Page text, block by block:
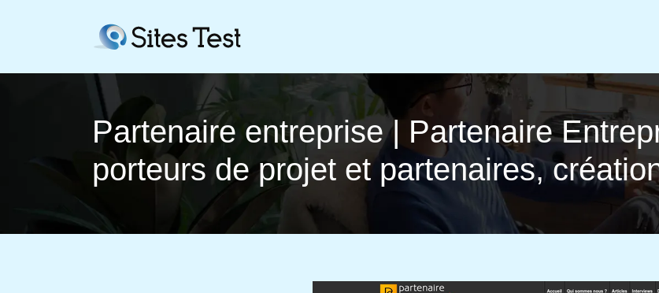
Partenaire entreprise | Partenaire
porteurs de projet et partenaires,